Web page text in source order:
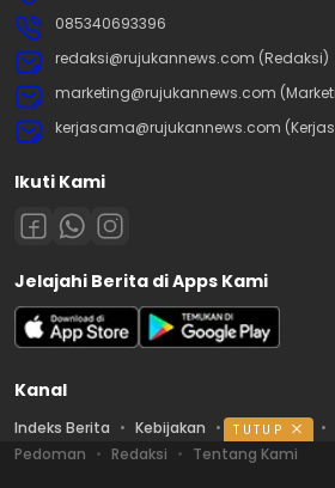
085340693396
redaksi@rujukannews.com (Redaksi)
marketing@rujukannews.com
kerjasama@rujukannews.com
Ikuti Kami
Jelajahi Berita di Apps Kami
Kanal
Indeks Berita Kebijakan Ketentuan
Pedoman
Redaksi Tentang Kami
TUTUP